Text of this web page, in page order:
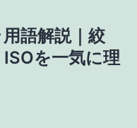
語解説｜絞
を一気に理